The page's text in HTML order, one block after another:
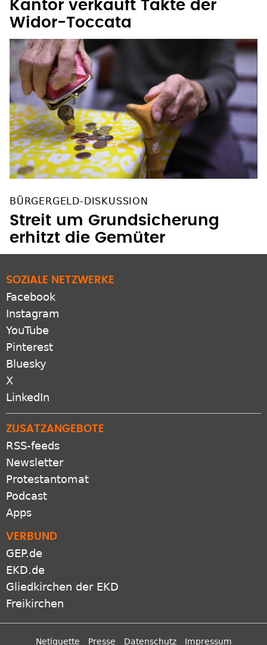
Widor-Toccata
Streit um Grundsicherung
erhitzt die Gemüter
Facebook
Instagram
YouTube
Pinterest
Bluesky
X
LinkedIn
RSS-feeds
Newsletter
Protestantomat
Podcast
Apps
GEP.de
EKD.de
Gliedkirchen der EKD
Freikirchen